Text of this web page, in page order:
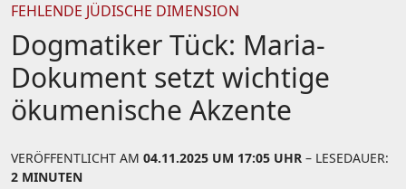
FEHLENDE JÜDISCHE DIMENSION
Dogmatiker Tück: Maria-
Dokument setzt wichtige
ökumenische Akzente
VERÖFFENTLICHT AM 04.11.2025 UM 17:05 UHR – LESEDAUER:
2 MINUTEN